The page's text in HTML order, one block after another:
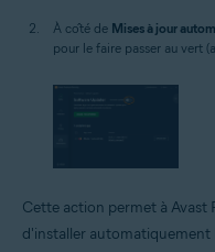
À côté de Mises à jour
pour le faire passer au vert
Cette action permet à
d'installer automatiquement